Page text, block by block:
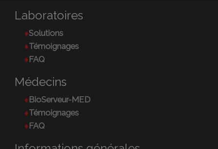
Laboratoires
Solutions
Témoignages
FAQ
Médecins
BioServeur-MED
Témoignages
FAQ